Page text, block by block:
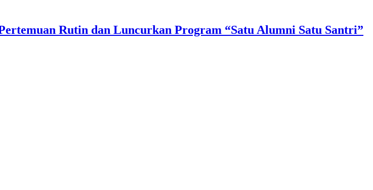
Rutin dan Luncurkan Program “Satu Alumni Satu Santri”